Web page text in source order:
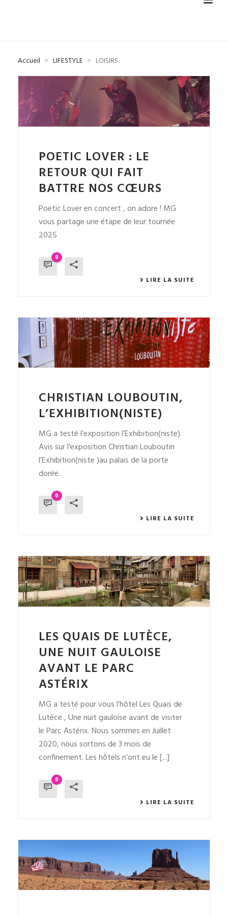
Accueil LIFESTYLE LOISIRS
POETIC LOVER : LE
RETOUR QUI FAIT
BATTRE NOS CŒURS
Poetic Lover en concert , on adore ! MG
vous partage une étape de leur tournée
2025
0
LIRE LA SUITE
CHRISTIAN LOUBOUTIN,
L’EXHIBITION(NISTE)
MG a testé l’exposition l’Exhibition(niste).
Avis sur l'exposition Christian Louboutin
l’Exhibition(niste )au palais de la porte
dorée.
0
LIRE LA SUITE
LES QUAIS DE LUTÈCE,
UNE NUIT GAULOISE
AVANT LE PARC
ASTÉRIX
MG a testé pour vous l’hôtel Les Quais de
Lutèce , Une nuit gauloise avant de visiter
le Parc Astérix. Nous sommes en Juillet
2020, nous sortons de 3 mois de
confinement. Les hôtels n’ont eu le [...]
0
LIRE LA SUITE